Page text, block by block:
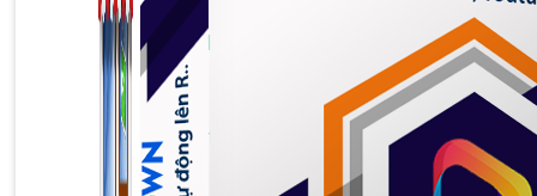
Kiếm Tiền MMO
1,422 bài viết